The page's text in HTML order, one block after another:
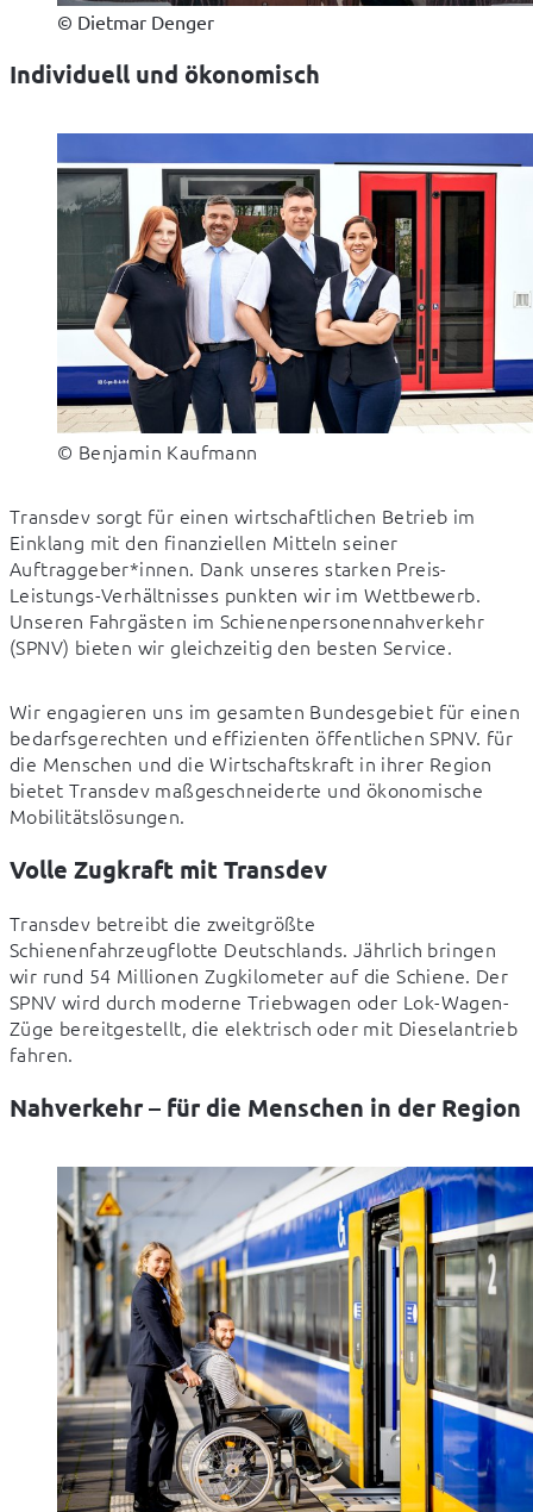
© Dietmar Denger
Individuell und ökonomisch
© Benjamin Kaufmann
Transdev sorgt für einen wirtschaftlichen Betrieb im
Einklang mit den finanziellen Mitteln seiner
Auftraggeber*innen. Dank unseres starken Preis-
Leistungs-Verhältnisses punkten wir im Wettbewerb.
Unseren Fahrgästen im Schienenpersonennahverkehr
(SPNV) bieten wir gleichzeitig den besten Service.
Wir engagieren uns im gesamten Bundesgebiet für einen
bedarfsgerechten und effizienten öffentlichen SPNV. für
die Menschen und die Wirtschaftskraft in ihrer Region
bietet Transdev maßgeschneiderte und ökonomische
Mobilitätslösungen.
Volle Zugkraft mit Transdev
Transdev betreibt die zweitgrößte
Schienenfahrzeugflotte Deutschlands. Jährlich bringen
wir rund 54 Millionen Zugkilometer auf die Schiene. Der
SPNV wird durch moderne Triebwagen oder Lok-Wagen-
Züge bereitgestellt, die elektrisch oder mit Dieselantrieb
fahren.
Nahverkehr – für die Menschen in der Region